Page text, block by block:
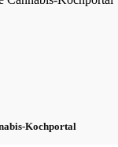
Kochportal